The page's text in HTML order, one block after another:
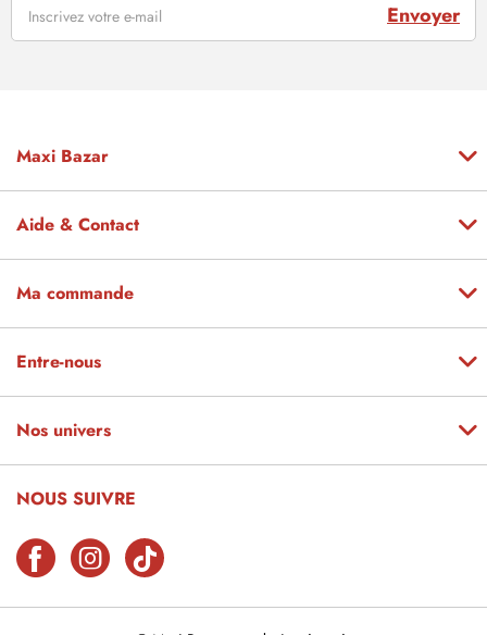
Envoyer
Maxi Bazar
Aide & Contact
Ma commande
Entre-nous
Nos univers
NOUS SUIVRE